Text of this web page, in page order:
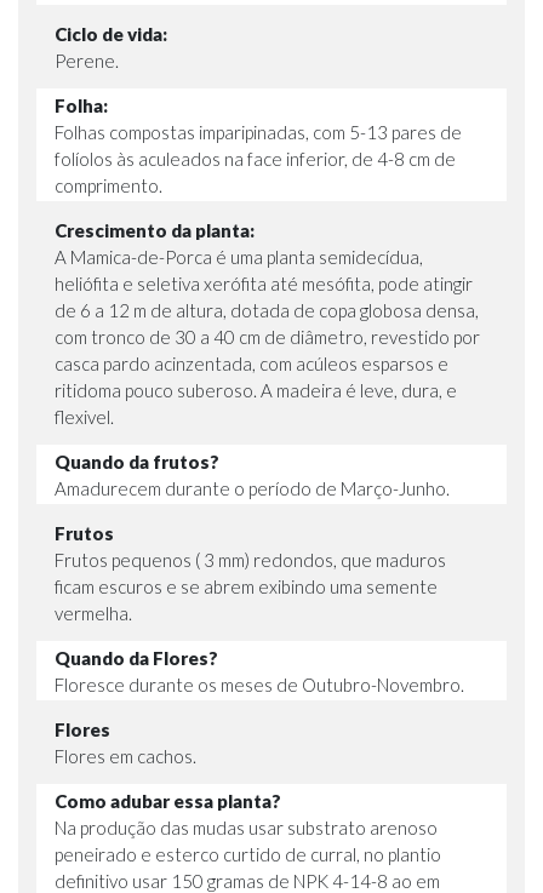
Ciclo de vida:
Perene.
Folha:
Folhas compostas imparipinadas, com 5-13 pares de
folíolos às aculeados na face inferior, de 4-8 cm de
comprimento.
Crescimento da planta:
A Mamica-de-Porca é uma planta semidecídua,
heliófita e seletiva xerófita até mesófita, pode atingir
de 6 a 12 m de altura, dotada de copa globosa densa,
com tronco de 30 a 40 cm de diâmetro, revestido por
casca pardo acinzentada, com acúleos esparsos e
ritidoma pouco suberoso. A madeira é leve, dura, e
flexivel.
Quando da frutos?
Amadurecem durante o período de Março-Junho.
Frutos
Frutos pequenos ( 3 mm) redondos, que maduros
ficam escuros e se abrem exibindo uma semente
vermelha.
Quando da Flores?
Floresce durante os meses de Outubro-Novembro.
Flores
Flores em cachos.
Como adubar essa planta?
Na produção das mudas usar substrato arenoso
peneirado e esterco curtido de curral, no plantio
definitivo usar 150 gramas de NPK 4-14-8 ao em